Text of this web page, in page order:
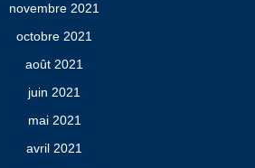
novembre 2021
octobre 2021
août 2021
juin 2021
mai 2021
avril 2021